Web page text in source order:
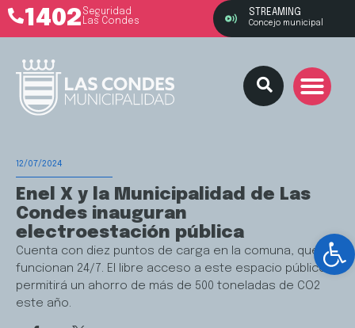
1402 Seguridad
Las Condes
STREAMING
Concejo municipal
12/07/2024
Enel X y la Municipalidad de Las
Condes inauguran
electroestación pública
Cuenta con diez puntos de carga en la comuna, que
funcionan 24/7. El libre acceso a este espacio público
permitirá un ahorro de más de 500 toneladas de CO2
este año.